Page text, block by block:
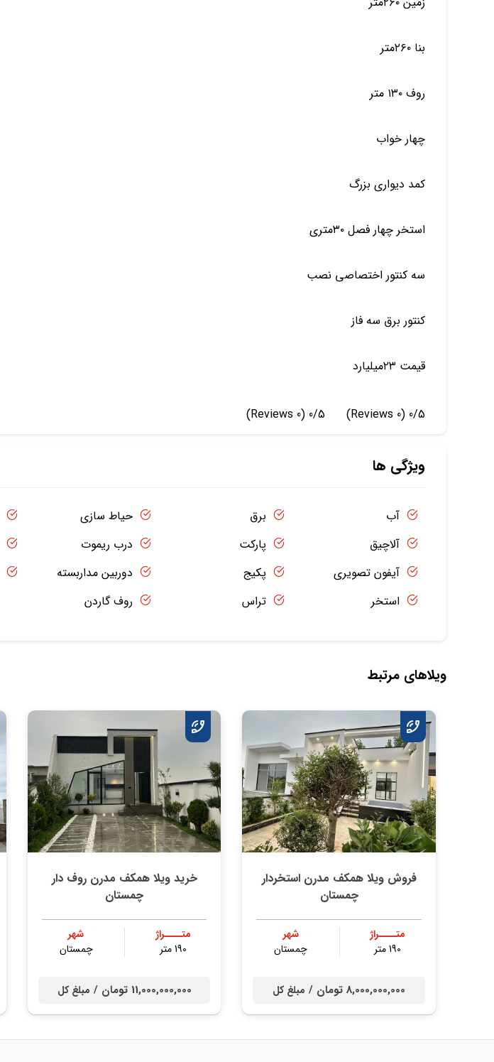
بنا ۲۶۰متر
روف ۱۳۰ متر
چهار خواب
کمد دیواری بزرگ
استخر چهار فصل ۳۰متری
سه کنتور اختصاصی نصب
کنتور برق سه فاز
قیمت ۲۳میلیارد
0/5
(0 Reviews)
0/5
(0 Reviews)
ویژگی ها
آب
آلاچیق
آیفون تصویری
استخر
برق
پارکت
پکیج
تراس
حیاط سازی
درب ریموت
دوربین مداربسته
روف گاردن
ویلاهای مرتبط
فروش ویلا همکف مدرن استخردار
چمستان
متــــراژ
190 متر
شهر
چمستان
8,000,000,000 تومان / مبلغ کل
خرید ویلا همکف مدرن روف دار
چمستان
متــــراژ
190 متر
شهر
چمستان
11,000,000,000 تومان / مبلغ کل